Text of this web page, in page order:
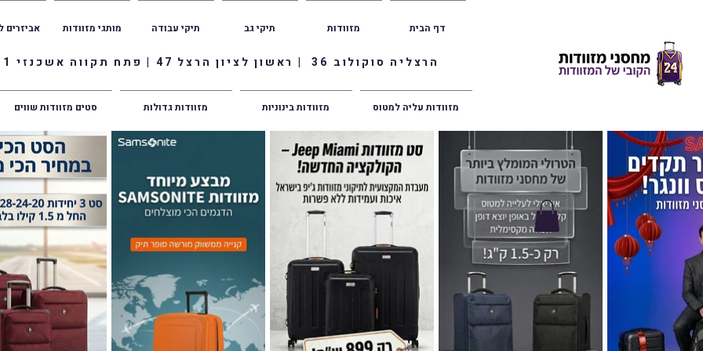
הרצליה סוקולוב 36 | ראשון לציון הרצל 47 | פתח תקווה אשכנזי 1
אביזרים מותגי מזוודות תיקי עבודה תיקי גב מזוודות דף הבית
סטים מזוודות שווים מזוודות גדולות מזוודות בינוניות מזוודות עליה למטוס